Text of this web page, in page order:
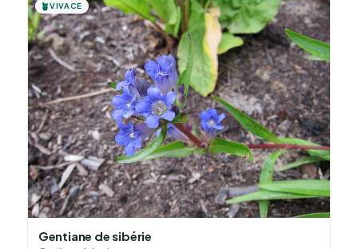
🪴VIVACE
Gentiane de sibérie